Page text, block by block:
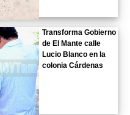
Transforma Gobierno
de El Mante calle
Lucio Blanco en la
colonia Cárdenas